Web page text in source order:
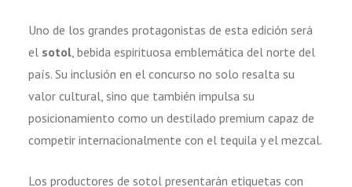
Uno de los grandes protagonistas de esta edición será
el sotol, bebida espirituosa emblemática del norte del
país. Su inclusión en el concurso no solo resalta su
valor cultural, sino que también impulsa su
posicionamiento como un destilado premium capaz de
competir internacionalmente con el tequila y el mezcal.
Los productores de sotol presentarán etiquetas con